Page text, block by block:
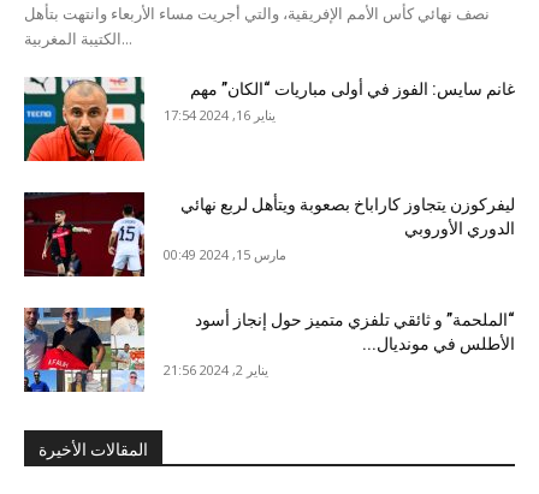
نصف نهائي كأس الأمم الإفريقية، والتي أجريت مساء الأربعاء وانتهت بتأهل
الكتيبة المغربية...
غانم سايس: الفوز في أولى مباريات “الكان” مهم
يناير 16, 2024 17:54
ليفركوزن يتجاوز كاراباخ بصعوبة ويتأهل لربع نهائي
الدوري الأوروبي
مارس 15, 2024 00:49
“الملحمة” و ثائقي تلفزي متميز حول إنجاز أسود
الأطلس في مونديال...
يناير 2, 2024 21:56
المقالات الأخيرة